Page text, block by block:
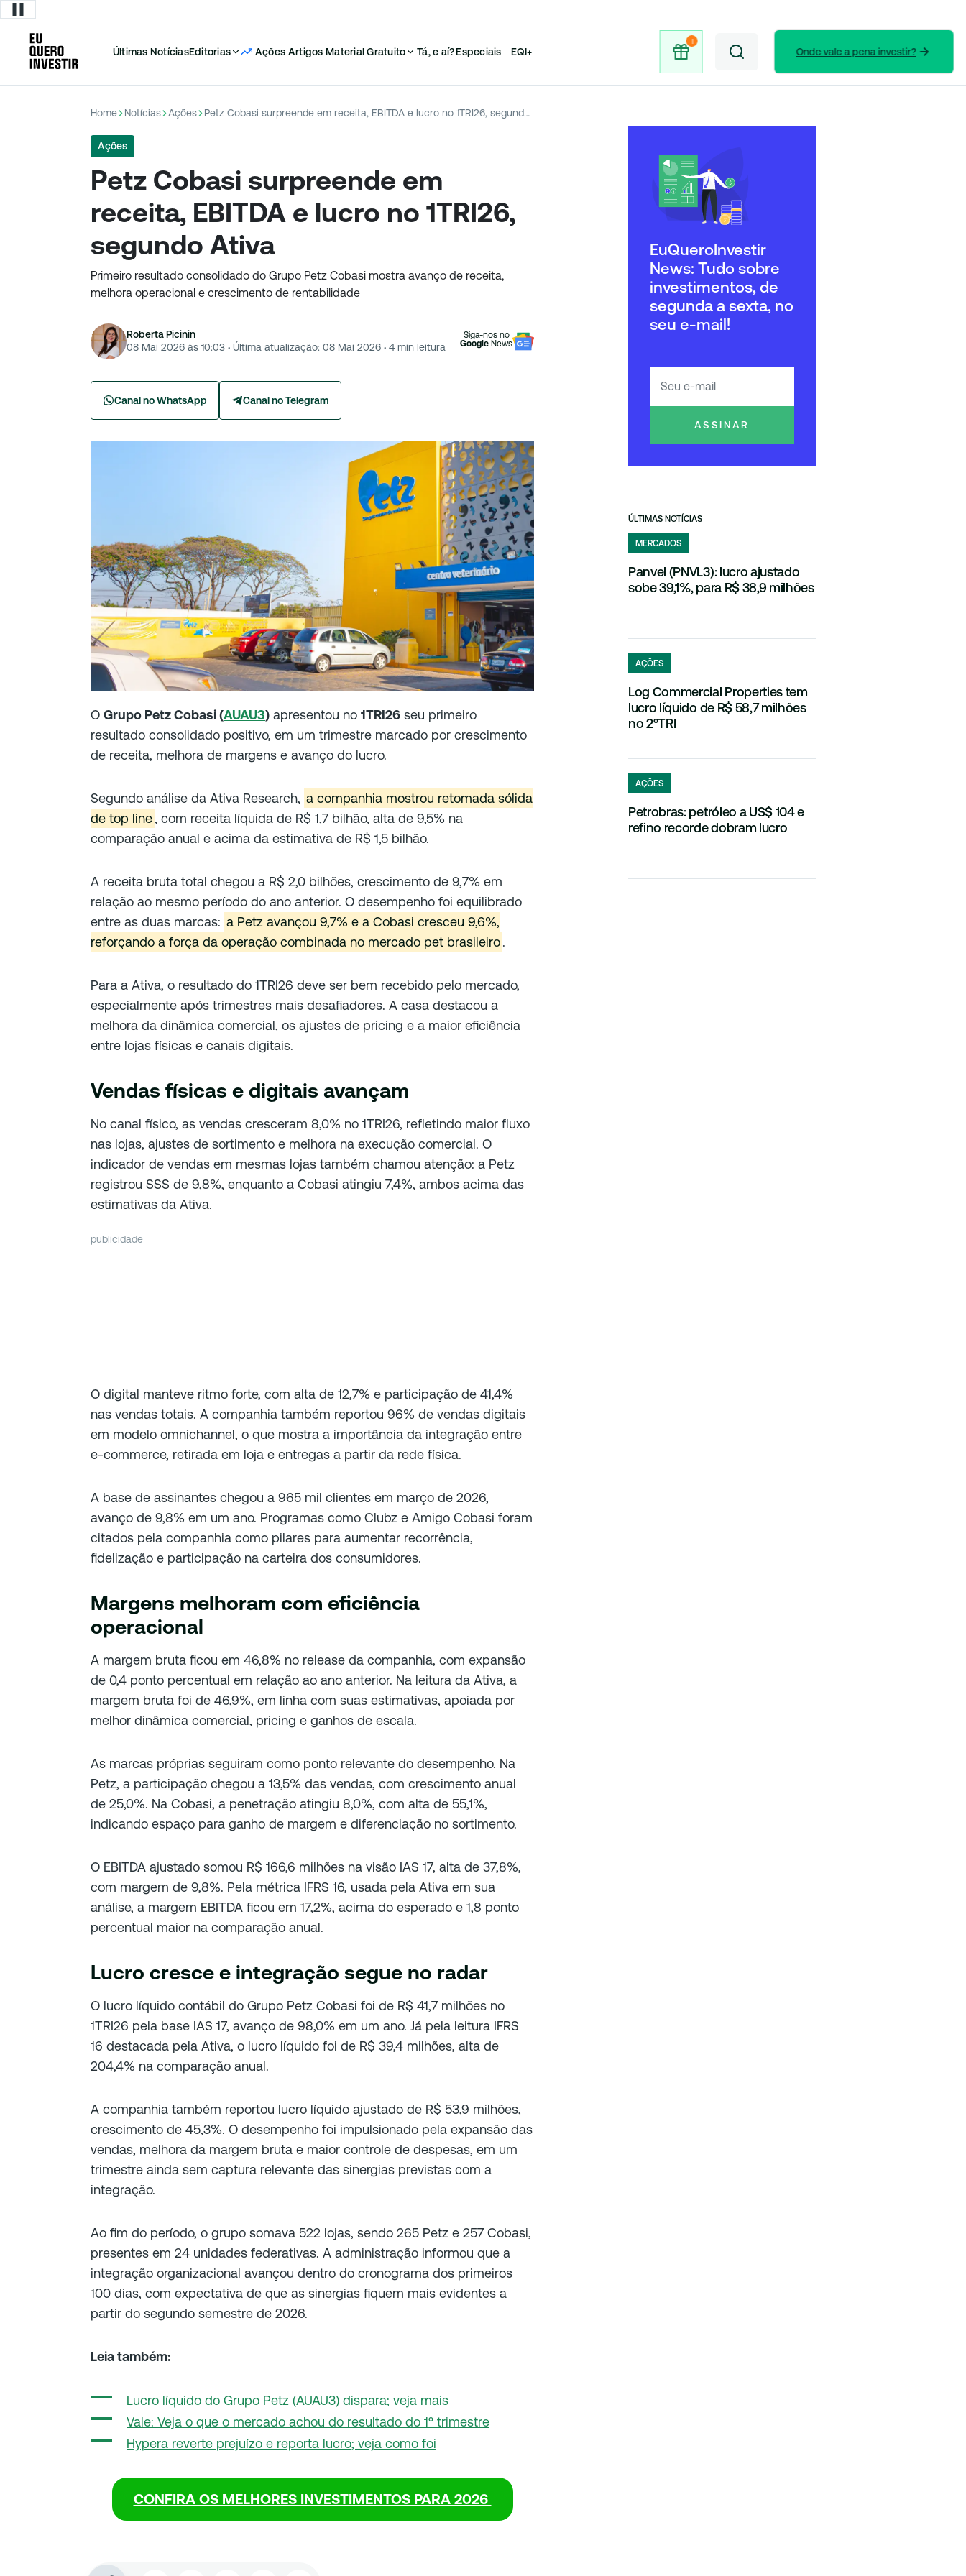
Últimas NotíciasEditorias Ações Artigos Material Gratuito Tá, e aí?Especiais EQI+ Onde vale a pena investir?
Home Notícias Ações Petz Cobasi surpreende em receita, EBITDA e lucro no 1TRI26, segundo Ativa
Ações
Petz Cobasi surpreende em
receita, EBITDA e lucro no 1TRI26,
segundo Ativa
Primeiro resultado consolidado do Grupo Petz Cobasi mostra avanço de receita,
melhora operacional e crescimento de rentabilidade
Roberta Picinin
08 Mai 2026 às 10:03 · Última atualização: 08 Mai 2026 · 4min leitura
Siga-nos no
Google News
Canal no WhatsApp Canal no Telegram
O Grupo Petz Cobasi (AUAU3) apresentou no 1TRI26 seu primeiro
resultado consolidado positivo, em um trimestre marcado por crescimento
de receita, melhora de margens e avanço do lucro.
Segundo análise da Ativa Research, a companhia mostrou retomada sólida
de top line, com receita líquida de R$ 1,7 bilhão, alta de 9,5% na
comparação anual e acima da estimativa de R$ 1,5 bilhão.
A receita bruta total chegou a R$ 2,0 bilhões, crescimento de 9,7% em
relação ao mesmo período do ano anterior. O desempenho foi equilibrado
entre as duas marcas: a Petz avançou 9,7% e a Cobasi cresceu 9,6%,
reforçando a força da operação combinada no mercado pet brasileiro.
Para a Ativa, o resultado do 1TRI26 deve ser bem recebido pelo mercado,
especialmente após trimestres mais desafiadores. A casa destacou a
melhora da dinâmica comercial, os ajustes de pricing e a maior eficiência
entre lojas físicas e canais digitais.
Vendas físicas e digitais avançam
No canal físico, as vendas cresceram 8,0% no 1TRI26, refletindo maior fluxo
nas lojas, ajustes de sortimento e melhora na execução comercial. O
indicador de vendas em mesmas lojas também chamou atenção: a Petz
registrou SSS de 9,8%, enquanto a Cobasi atingiu 7,4%, ambos acima das
estimativas da Ativa.
publicidade
O digital manteve ritmo forte, com alta de 12,7% e participação de 41,4%
nas vendas totais. A companhia também reportou 96% de vendas digitais
em modelo omnichannel, o que mostra a importância da integração entre
e-commerce, retirada em loja e entregas a partir da rede física.
A base de assinantes chegou a 965 mil clientes em março de 2026,
avanço de 9,8% em um ano. Programas como Clubz e Amigo Cobasi foram
citados pela companhia como pilares para aumentar recorrência,
fidelização e participação na carteira dos consumidores.
Margens melhoram com eficiência
operacional
A margem bruta ficou em 46,8% no release da companhia, com expansão
de 0,4 ponto percentual em relação ao ano anterior. Na leitura da Ativa, a
margem bruta foi de 46,9%, em linha com suas estimativas, apoiada por
melhor dinâmica comercial, pricing e ganhos de escala.
As marcas próprias seguiram como ponto relevante do desempenho. Na
Petz, a participação chegou a 13,5% das vendas, com crescimento anual
de 25,0%. Na Cobasi, a penetração atingiu 8,0%, com alta de 55,1%,
indicando espaço para ganho de margem e diferenciação no sortimento.
O EBITDA ajustado somou R$ 166,6 milhões na visão IAS 17, alta de 37,8%,
com margem de 9,8%. Pela métrica IFRS 16, usada pela Ativa em sua
análise, a margem EBITDA ficou em 17,2%, acima do esperado e 1,8 ponto
percentual maior na comparação anual.
Lucro cresce e integração segue no radar
O lucro líquido contábil do Grupo Petz Cobasi foi de R$ 41,7 milhões no
1TRI26 pela base IAS 17, avanço de 98,0% em um ano. Já pela leitura IFRS
16 destacada pela Ativa, o lucro líquido foi de R$ 39,4 milhões, alta de
204,4% na comparação anual.
A companhia também reportou lucro líquido ajustado de R$ 53,9 milhões,
crescimento de 45,3%. O desempenho foi impulsionado pela expansão das
vendas, melhora da margem bruta e maior controle de despesas, em um
trimestre ainda sem captura relevante das sinergias previstas com a
integração.
Ao fim do período, o grupo somava 522 lojas, sendo 265 Petz e 257 Cobasi,
presentes em 24 unidades federativas. A administração informou que a
integração organizacional avançou dentro do cronograma dos primeiros
100 dias, com expectativa de que as sinergias fiquem mais evidentes a
partir do segundo semestre de 2026.
Leia também:
Lucro líquido do Grupo Petz (AUAU3) dispara; veja mais
Vale: Veja o que o mercado achou do resultado do 1º trimestre
Hypera reverte prejuízo e reporta lucro; veja como foi
CONFIRA OS MELHORES INVESTIMENTOS PARA 2026
EuQueroInvestir
News: Tudo sobre
investimentos, de
segunda a sexta, no
seu e-mail!
ASSINAR
ÚLTIMAS NOTÍCIAS
MERCADOS
Panvel (PNVL3): lucro ajustado
sobe 39,1%, para R$ 38,9 milhões
AÇÕES
Log Commercial Properties tem
lucro líquido de R$ 58,7 milhões
no 2ºTRI
AÇÕES
Petrobras: petróleo a US$ 104 e
refino recorde dobram lucro